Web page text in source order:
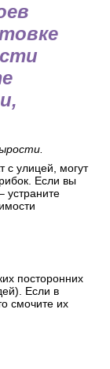
с улицей, могут
Если вы
устраните
посторонних
Если в
смочите их